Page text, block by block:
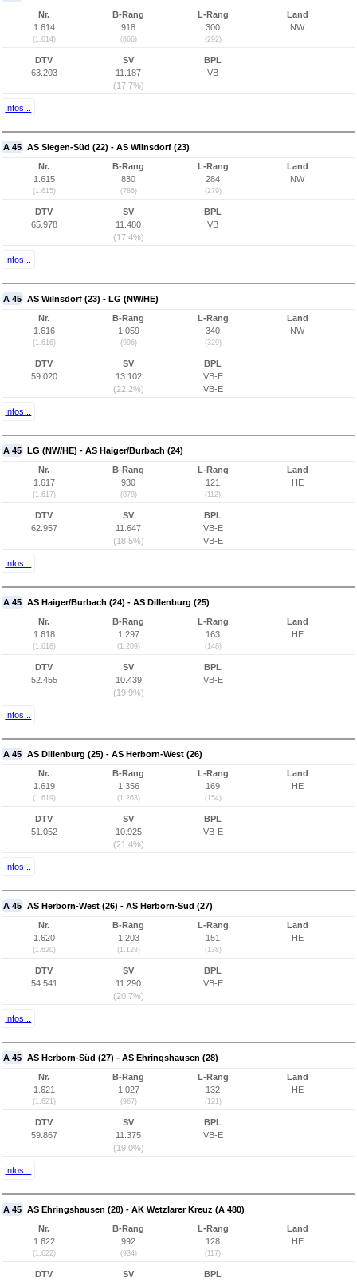
Nr.
1.614
(1.614)
B-Rang
918
(866)
L-Rang
300
(292)
Land
NW
DTV
63.203
SV
11.187
(17,7%)
BPL
VB
Infos...
A 45 AS Siegen-Süd (22) - AS Wilnsdorf (23)
Nr.
1.615
(1.615)
B-Rang
830
(786)
L-Rang
284
(279)
Land
NW
DTV
65.978
SV
11.480
(17,4%)
BPL
VB
Infos...
A 45 AS Wilnsdorf (23) - LG (NW/HE)
Nr.
1.616
(1.616)
B-Rang
1.059
(996)
L-Rang
340
(329)
Land
NW
DTV
59.020
SV
13.102
(22,2%)
BPL
VB-E
VB-E
Infos...
A 45 LG (NW/HE) - AS Haiger/Burbach (24)
Nr.
1.617
(1.617)
B-Rang
930
(878)
L-Rang
121
(112)
Land
HE
DTV
62.957
SV
11.647
(18,5%)
BPL
VB-E
VB-E
Infos...
A 45 AS Haiger/Burbach (24) - AS Dillenburg (25)
Nr.
1.618
(1.618)
B-Rang
1.297
(1.209)
L-Rang
163
(148)
Land
HE
DTV
52.455
SV
10.439
(19,9%)
BPL
VB-E
Infos...
A 45 AS Dillenburg (25) - AS Herborn-West (26)
Nr.
1.619
(1.619)
B-Rang
1.356
(1.263)
L-Rang
169
(154)
Land
HE
DTV
51.052
SV
10.925
(21,4%)
BPL
VB-E
Infos...
A 45 AS Herborn-West (26) - AS Herborn-Süd (27)
Nr.
1.620
(1.620)
B-Rang
1.203
(1.128)
L-Rang
151
(138)
Land
HE
DTV
54.541
SV
11.290
(20,7%)
BPL
VB-E
Infos...
A 45 AS Herborn-Süd (27) - AS Ehringshausen (28)
Nr.
1.621
(1.621)
B-Rang
1.027
(967)
L-Rang
132
(121)
Land
HE
DTV
59.867
SV
11.375
(19,0%)
BPL
VB-E
Infos...
A 45 AS Ehringshausen (28) - AK Wetzlarer Kreuz (A 480)
Nr.
1.622
(1.622)
B-Rang
992
(934)
L-Rang
128
(117)
Land
HE
DTV
SV
BPL